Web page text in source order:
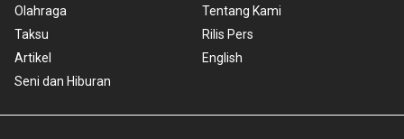
Olahraga
Taksu
Artikel
Seni dan Hiburan
Tentang Kami
Rilis Pers
English